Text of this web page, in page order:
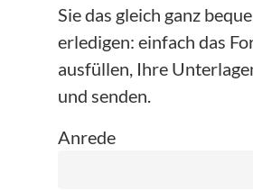
Sie das gleich ganz
erledigen: einfach das
ausfüllen, Ihre
und senden.
Anrede